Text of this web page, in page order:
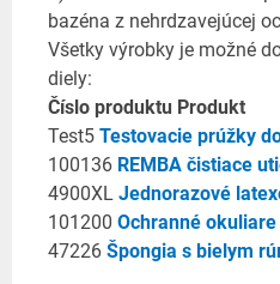
bazéna z nehrdzavejúcej
Všetky výrobky je možné
diely:
Číslo produktu Produkt
Test5 Testovacie prúžky
100136 REMBA čistiace
4900XL Jednorazové
101200 Ochranné
47226 Špongia s bielym